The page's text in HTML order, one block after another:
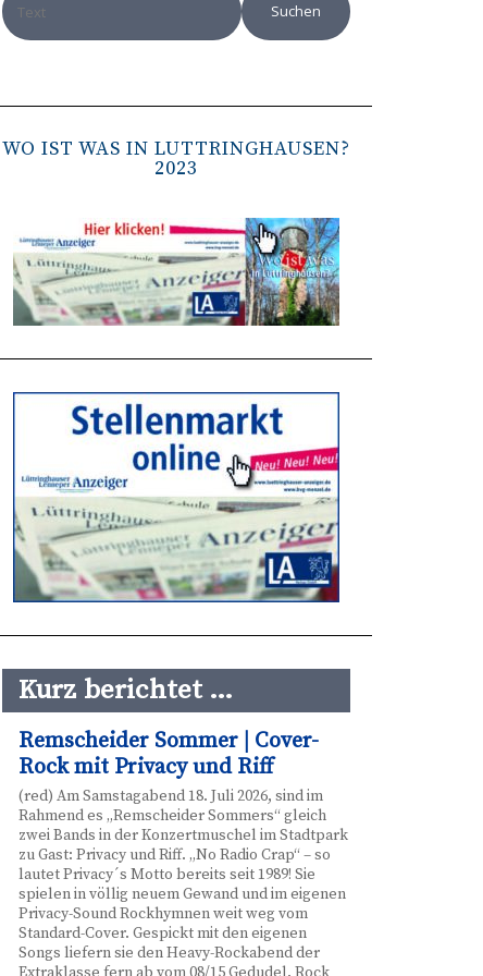
WO IST WAS IN LÜTTRINGHAUSEN?
2023
Kurz berichtet …
Remscheider Sommer | Cover-
Rock mit Privacy und Riff
(red) Am Samstagabend 18. Juli 2026, sind im
Rahmend es „Remscheider Sommers“ gleich
zwei Bands in der Konzertmuschel im Stadtpark
zu Gast: Privacy und Riff. „No Radio Crap“ – so
lautet Privacy´s Motto bereits seit 1989! Sie
spielen in völlig neuem Gewand und im eigenen
Privacy-Sound Rockhymnen weit weg vom
Standard-Cover. Gespickt mit den eigenen
Songs liefern sie den Heavy-Rockabend der